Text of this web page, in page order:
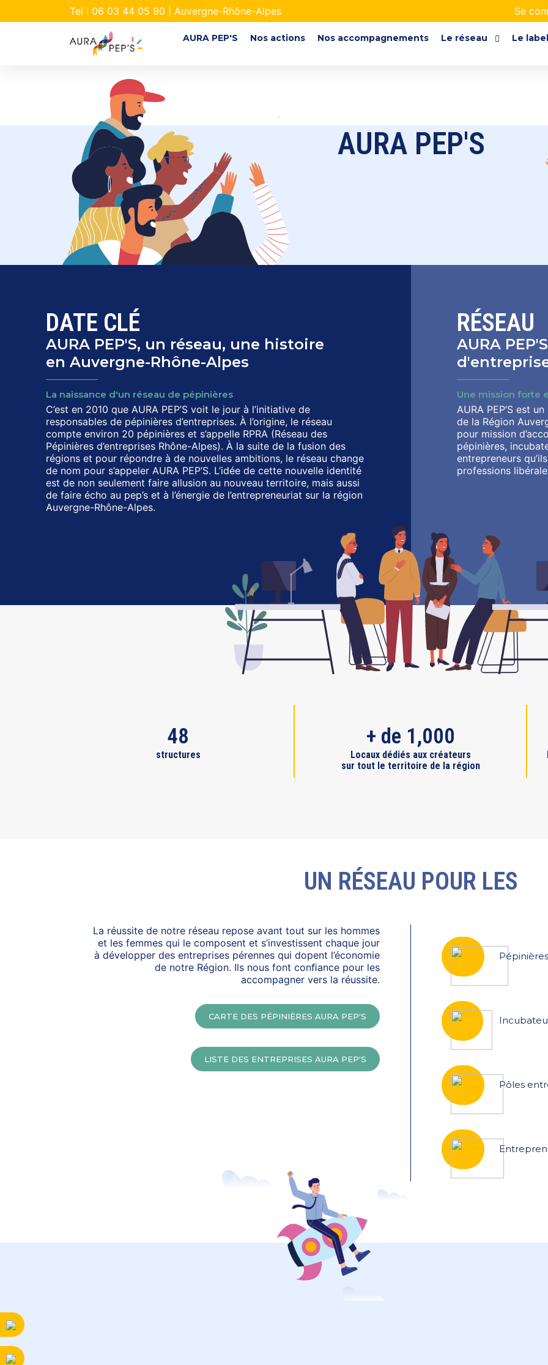
Tel : 06 03 44 05 90 | Auvergne-Rhône-Alpes Se
AURA PEP'S Nos actions Nos accompagnements Le réseau Le label
AURA PEP'S
DATE CLÉ
AURA PEP'S, un réseau, une histoire
en Auvergne-Rhône-Alpes
La naissance d'un réseau de pépinières
C’est en 2010 que AURA PEP’S voit le jour à l’initiative de
responsables de pépinières d’entreprises. À l’origine, le réseau
compte environ 20 pépinières et s’appelle RPRA (Réseau des
Pépinières d’entreprises Rhône-Alpes). À la suite de la fusion des
régions et pour répondre à de nouvelles ambitions, le réseau change
de nom pour s’appeler AURA PEP’S. L’idée de cette nouvelle identité
est de non seulement faire allusion au nouveau territoire, mais aussi
de faire écho au pep’s et à l’énergie de l’entrepreneuriat sur la région
Auvergne-Rhône-Alpes.
RÉSEAU
AURA
Une mission forte
AURA PEP’S est
de la Région
pour mission
pépinières,
entrepreneurs
professions
48
structures
+ de 1,000
Locaux dédiés aux créateurs
sur tout le territoire de la région
UN RÉSEAU POUR LES
La réussite de notre réseau repose avant tout sur les hommes
et les femmes qui le composent et s’investissent chaque jour
à développer des entreprises pérennes qui dopent l’économie
de notre Région. Ils nous font conﬁance pour les
accompagner vers la réussite.
CARTE DES PÉPINIÈRES AURA PEP'S
LISTE DES ENTREPRISES AURA PEP'S
Pépinières
Pôles